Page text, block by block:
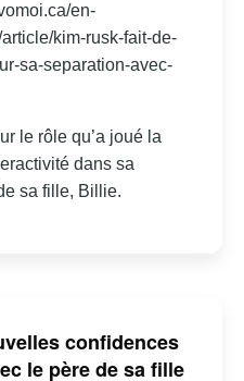
en-
kim-rusk-fait-de-
sa-separation-avec-
le rôle qu’a joué la
dans sa
sa fille, Billie.
confidences
le père de sa fille